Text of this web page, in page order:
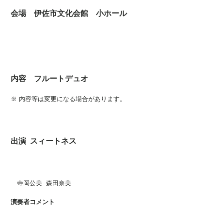
会場 伊佐市文化会館小ホール
内容 フルートデュオ
※ 内容等は変更になる場合があります。
出演 スィートネス
寺岡公美森田奈美
演奏者コメント